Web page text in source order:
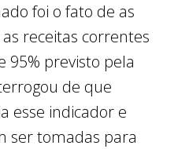
foi o fato de as
receitas correntes
95% previsto pela
de que
esse indicador e
ser tomadas para